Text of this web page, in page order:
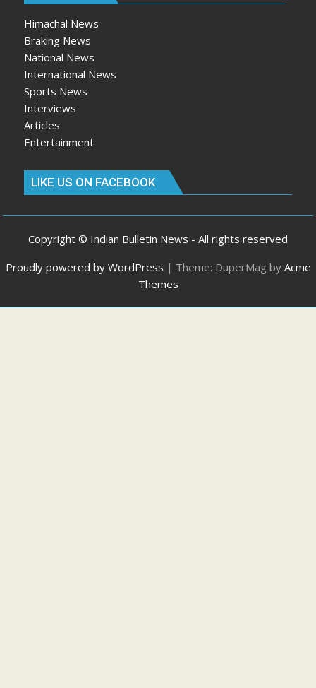
Himachal News
Braking News
National News
International News
Sports News
Interviews
Articles
Entertainment
LIKE US ON FACEBOOK
Copyright © Indian Bulletin News - All rights reserved
Proudly powered by WordPress | Theme: DuperMag by Acme
Themes